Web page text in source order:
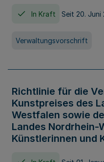
In Kraft Seit 20. Juni
Verwaltungsvorschrift
Richtlinie für die
Kunstpreises des
Westfalen sowie
Landes Nordrhein-
Künstlerinnen und